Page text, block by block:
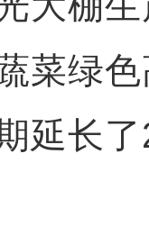
菜绿
延长